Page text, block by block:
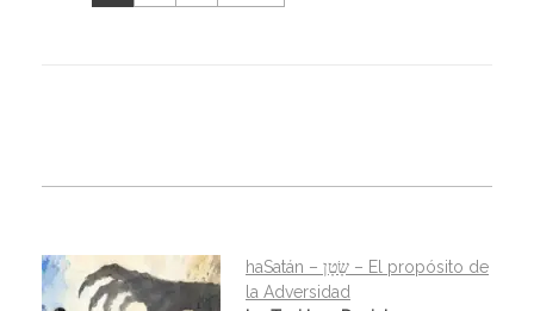
haSatán – שָׂטָן – El propósito de
la Adversidad